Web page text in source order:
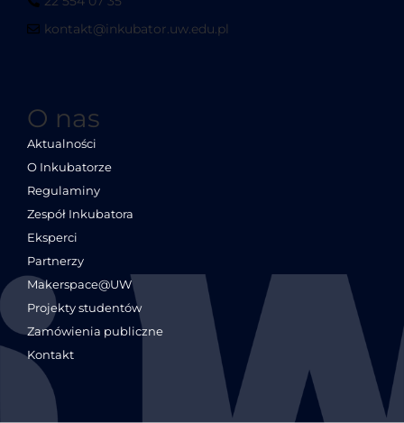
kontakt@inkubator.uw.edu.pl
O nas
Aktualności
O Inkubatorze
Regulaminy
Zespół Inkubatora
Eksperci
Partnerzy
Makerspace@UW
Projekty studentów
Zamówienia publiczne
Kontakt